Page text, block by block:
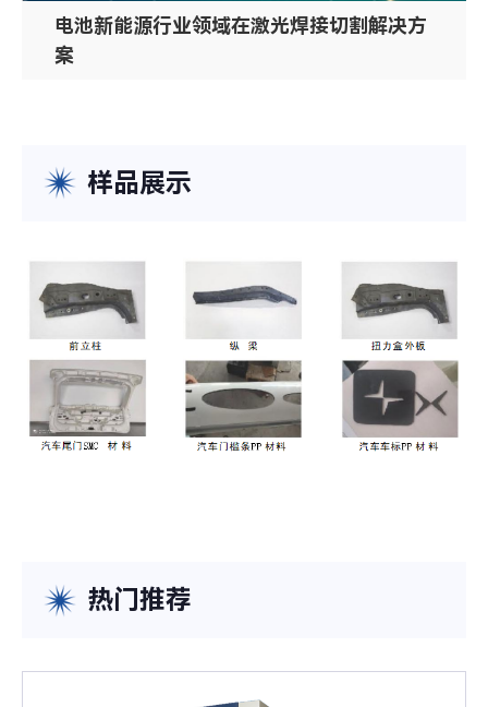
电池新能源行业领域在激光焊接切割解决方
案
样品展示
热门推荐